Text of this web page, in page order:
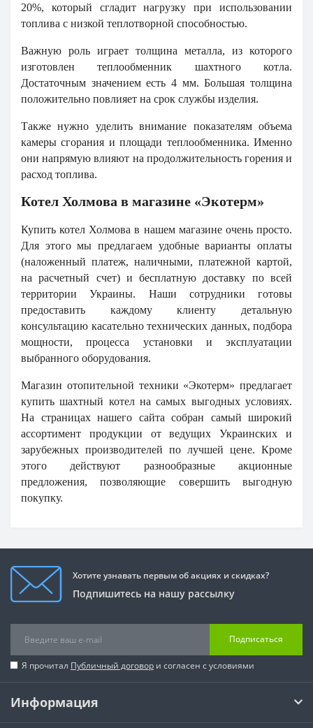
20%, который сгладит нагрузку при использовании
топлива с низкой теплотворной способностью.
Важную роль играет толщина металла, из которого
изготовлен теплообменник шахтного котла.
Достаточным значением есть 4 мм. Большая толщина
положительно повлияет на срок службы изделия.
Также нужно уделить внимание показателям объема
камеры сгорания и площади теплообменника. Именно
они напрямую влияют на продолжительность горения и
расход топлива.
Котел Холмова в магазине «Экотерм»
Купить котел Холмова в нашем магазине очень просто.
Для этого мы предлагаем удобные варианты оплаты
(наложенный платеж, наличными, платежной картой,
на расчетный счет) и бесплатную доставку по всей
территории Украины. Наши сотрудники готовы
предоставить каждому клиенту детальную
консультацию касательно технических данных, подбора
мощности, процесса установки и эксплуатации
выбранного оборудования.
Магазин отопительной техники «Экотерм» предлагает
купить шахтный котел на самых выгодных условиях.
На страницах нашего сайта собран самый широкий
ассортимент продукции от ведущих Украинских и
зарубежных производителей по лучшей цене. Кроме
этого действуют разнообразные акционные
предложения, позволяющие совершить выгодную
покупку.
Хотите узнавать первым об акциях и скидках?
Подпишитесь на нашу рассылку
Подписаться
Я прочитал Публичный договор и согласен с условиями
Информация